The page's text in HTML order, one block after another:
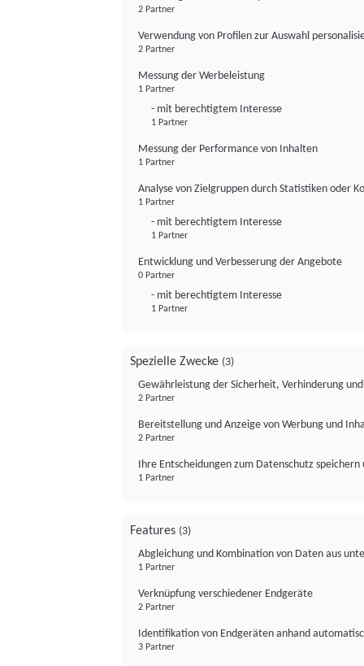
2 Partner
Verwendung von Profilen zur Auswahl
2 Partner
Messung der Werbeleistung
1 Partner
- mit berechtigtem Interesse
1 Partner
Messung der Performance von Inhalten
1 Partner
Analyse von Zielgruppen durch Statistiken oder
1 Partner
- mit berechtigtem Interesse
1 Partner
Entwicklung und Verbesserung der Angebote
0 Partner
- mit berechtigtem Interesse
1 Partner
Spezielle Zwecke (3)
Gewährleistung der Sicherheit, Verhinderung
2 Partner
Bereitstellung und Anzeige von Werbung und
2 Partner
Ihre Entscheidungen zum Datenschutz
1 Partner
Features (3)
Abgleichung und Kombination von Daten aus
1 Partner
Verknüpfung verschiedener Endgeräte
2 Partner
Identifikation von Endgeräten anhand
3 Partner